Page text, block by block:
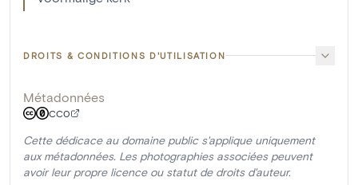
DROITS & CONDITIONS D'UTILISATION
Métadonnées
CC0
Cette dédicace au domaine public s'applique uniquement
aux métadonnées. Les photographies associées peuvent
avoir leur propre licence ou statut de droits d'auteur.